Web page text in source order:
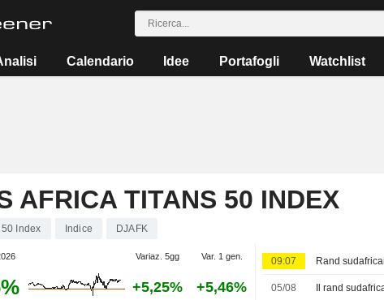
Calendario Idee Portafogli Watchlist
AFRICA TITANS 50 INDEX
Index Indice DJAFK
Variaz. 5gg Var. 1 gen.
+5,25% +5,46%
09:07
05/08